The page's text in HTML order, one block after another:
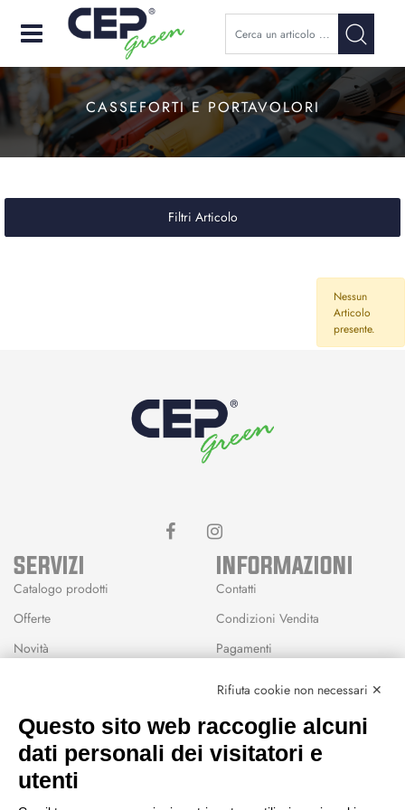
Open
CASSEFORTI E PORTAVOLORI
Filtri Articolo
Nessun
Articolo
presente.
SERVIZI
Catalogo prodotti
Offerte
Novità
Wishlist
INFORMAZIONI
Contatti
Condizioni Vendita
Pagamenti
CEP GREEN
Rifiuta cookie non necessari ✕
Questo sito web raccoglie alcuni
dati personali dei visitatori e
utenti